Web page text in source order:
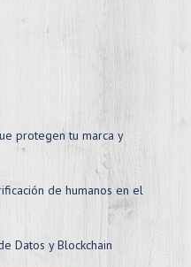
protegen tu marca y
de humanos en el
Datos y Blockchain